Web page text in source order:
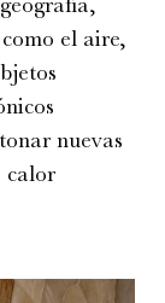
el aire,
nuevas
calor